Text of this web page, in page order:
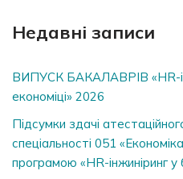
Недавні записи
ВИПУСК БАКАЛАВРІВ «HR-
економіці» 2026
Підсумки здачі
спеціальності 051
програмою «HR-інжиніринг у